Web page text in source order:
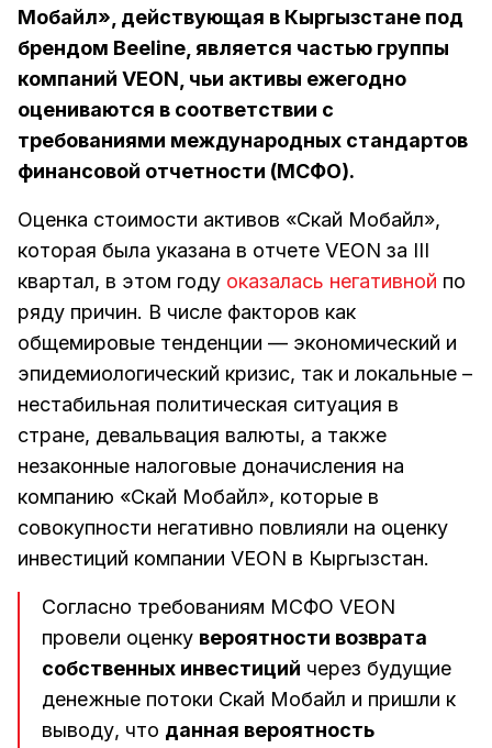
Мобайл», действующая в Кыргызстане под
брендом Beeline, является частью группы
компаний VEON, чьи активы ежегодно
оцениваются в соответствии с
требованиями международных стандартов
финансовой отчетности (МСФО).
Оценка стоимости активов «Скай Мобайл»,
которая была указана в отчете VEON за III
квартал, в этом году оказалась негативной по
ряду причин. В числе факторов как
общемировые тенденции — экономический и
эпидемиологический кризис, так и локальные –
нестабильная политическая ситуация в
стране, девальвация валюты, а также
незаконные налоговые доначисления на
компанию «Скай Мобайл», которые в
совокупности негативно повлияли на оценку
инвестиций компании VEON в Кыргызстан.
Согласно требованиям МСФО VEON
провели оценку вероятности возврата
собственных инвестиций через будущие
денежные потоки Скай Мобайл и пришли к
выводу, что данная вероятность